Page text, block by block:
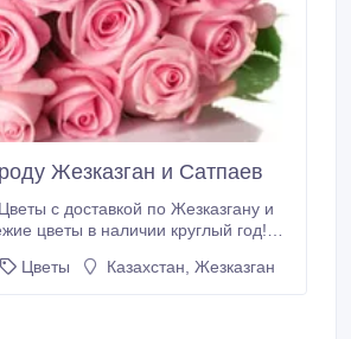
Жезказган и Сатпаев
цветы в наличии круглый год!
Цветы Казахстан, Жезказган